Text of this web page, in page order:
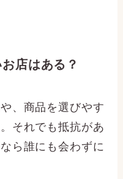
があります。地方
名配送のネット通
の店舗と通販の両